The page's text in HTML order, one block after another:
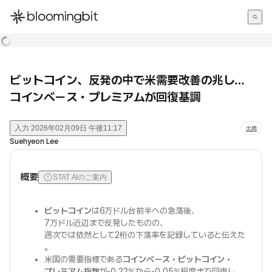
한국어
ビットコイン、反発の中で米需要改善の兆し…
コインベース・プレミアムが回復基調
入力 2026年02月09日 午後11:17 出典
Suehyeon Lee
概要 STAT AIのご案内
ビットコインは6万ドル台前半への急落後、
7万ドル近辺まで反発したものの、
週次では依然として2桁の下落率を記録していると伝えた
。
米国の需要指標であるコインベース・ビットコイン・